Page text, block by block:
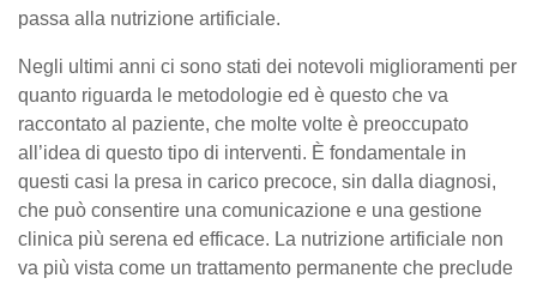
passa alla nutrizione artificiale.
Negli ultimi anni ci sono stati dei notevoli miglioramenti per
quanto riguarda le metodologie ed è questo che va
raccontato al paziente, che molte volte è preoccupato
all’idea di questo tipo di interventi. È fondamentale in
questi casi la presa in carico precoce, sin dalla diagnosi,
che può consentire una comunicazione e una gestione
clinica più serena ed efficace. La nutrizione artificiale non
va più vista come un trattamento permanente che preclude